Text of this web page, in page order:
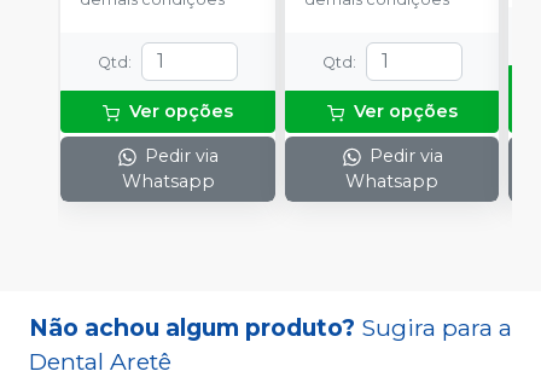
Qtd:
Ver opções
Pedir via
Whatsapp
Qtd:
Ver opções
Pedir via
Whatsapp
Não achou algum produto? Sugira para a
Dental Aretê